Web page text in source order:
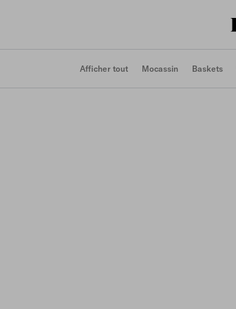
Afficher tout Mocassin Baskets